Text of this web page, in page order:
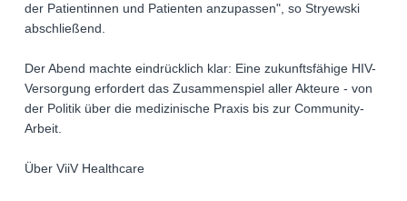
der Patientinnen und Patienten anzupassen", so Stryewski
abschließend.
Der Abend machte eindrücklich klar: Eine zukunftsfähige HIV-
Versorgung erfordert das Zusammenspiel aller Akteure - von
der Politik über die medizinische Praxis bis zur Community-
Arbeit.
Über ViiV Healthcare